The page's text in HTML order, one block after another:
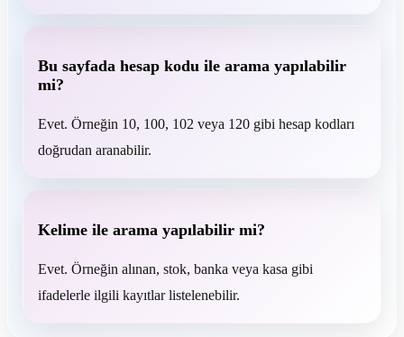
Bu sayfada hesap kodu ile arama yapılabilir
mi?
Evet. Örneğin 10, 100, 102 veya 120 gibi hesap kodları
doğrudan aranabilir.
Kelime ile arama yapılabilir mi?
Evet. Örneğin alınan, stok, banka veya kasa gibi
ifadelerle ilgili kayıtlar listelenebilir.